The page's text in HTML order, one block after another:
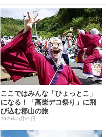
ここではみんな「ひょっとこ」
になる！「高柴デコ祭り」に飛
び込む郡山の旅
2026年5月25日